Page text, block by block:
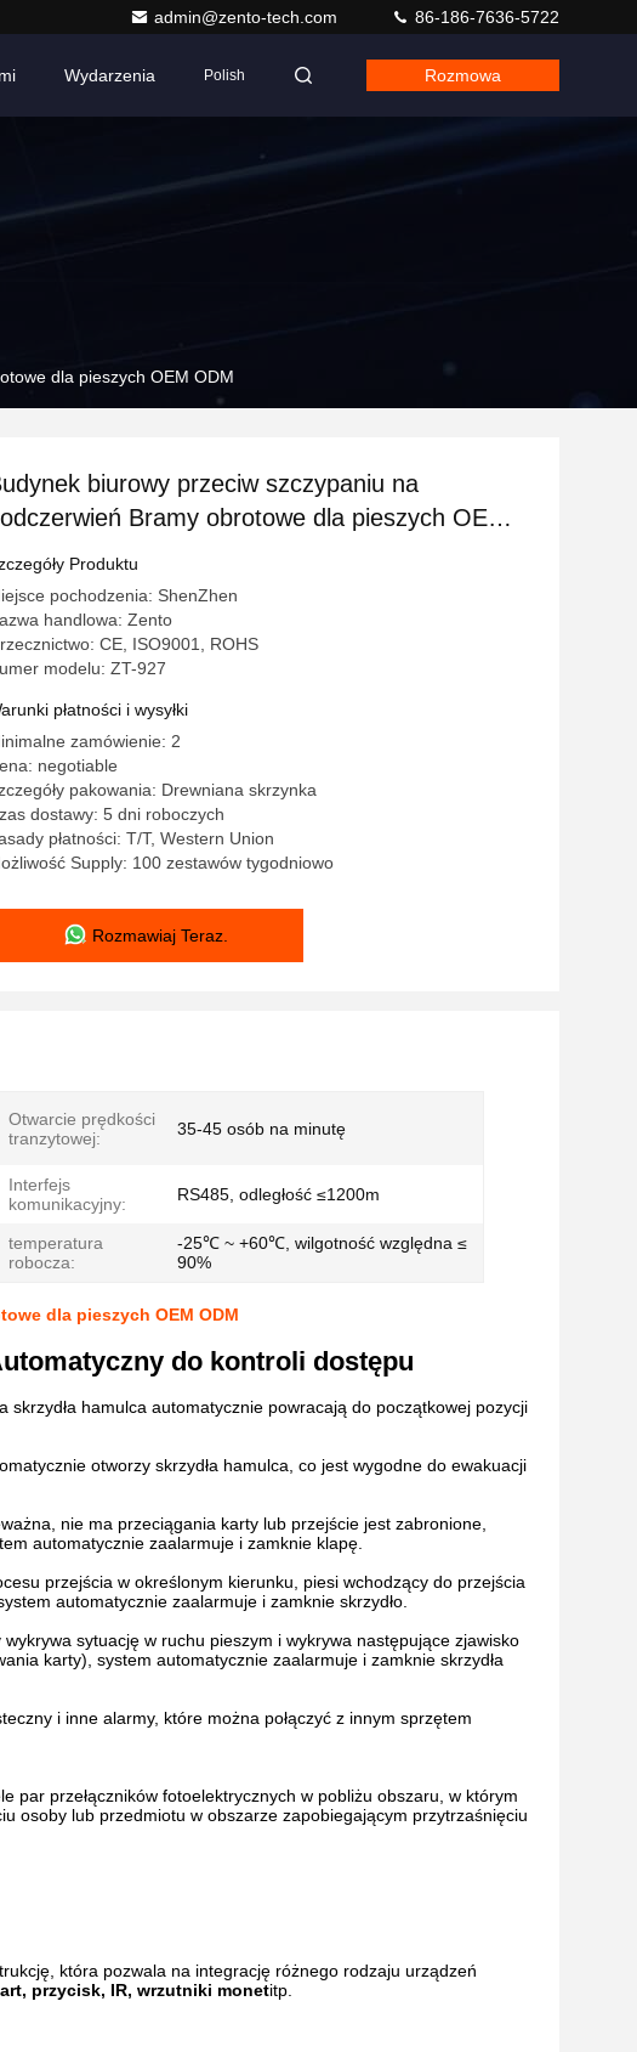
admin@zento-tech.com 86-186-7636-5722
Wydarzenia Polish Rozmowa
dla pieszych OEM ODM
biurowy przeciw szczypaniu na
Bramy obrotowe dla pieszych OEM
Produktu
pochodzenia: ShenZhen
handlowa: Zento
CE, ISO9001, ROHS
modelu: ZT-927
płatności i wysyłki
zamówienie: 2
negotiable
pakowania: Drewniana skrzynka
dostawy: 5 dni roboczych
płatności: T/T, Western Union
Supply: 100 zestawów tygodniowo
Rozmawiaj Teraz.
Otwarcie prędkości
tranzytowej:
35-45 osób na minutę
Interfejs
komunikacyjny:
RS485, odległość ≤1200m
temperatura
robocza:
-25℃ ~ +60℃, wilgotność względna ≤
90%
dla pieszych OEM ODM
do kontroli dostępu
hamulca automatycznie powracają do początkowej pozycji
otworzy skrzydła hamulca, co jest wygodne do ewakuacji
nie ma przeciągania karty lub przejście jest zabronione,
automatycznie zaalarmuje i zamknie klapę.
przejścia w określonym kierunku, piesi wchodzący do przejścia
automatycznie zaalarmuje i zamknie skrzydło.
sytuację w ruchu pieszym i wykrywa następujące zjawisko
karty), system automatycznie zaalarmuje i zamknie skrzydła
i inne alarmy, które można połączyć z innym sprzętem
par przełączników fotoelektrycznych w pobliżu obszaru, w którym
osoby lub przedmiotu w obszarze zapobiegającym przytrzaśnięciu
która pozwala na integrację różnego rodzaju urządzeń
przycisk, IR, wrzutniki monetitp.